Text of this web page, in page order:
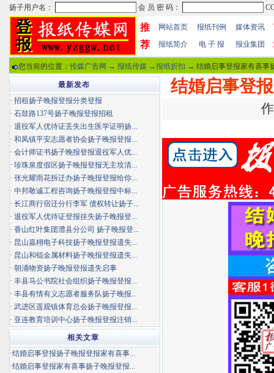
推
荐
网站首页 报纸刊例 媒体资讯
报纸简介 电 子 报 报业集团
您当前的位置： 传媒广告网 → 报纸传媒 →报纸折扣 → 结婚启事登报家有喜事
结婚启事登
最新发布
· 招租扬子晚报登报分类登报
· 石鼓路137号扬子晚报登报招租
· 退役军人优待证丢失出生医学证明扬...
· 和凤镇平安志愿者协会扬子晚报登报...
· 会计师证书扬子晚报登报退役军人优...
· 珍珠泉度假区扬子晚报登报无主坟清...
· 张光耀雨花拆迁办扬子晚报登报给你...
· 中邦敬诚工程咨询扬子晚报登报中标...
· 长江商行宿迁分行李军 债权转让扬子...
· 退役军人优待证登报挂失扬子晚报登...
· 香山红叶集团澧县分公司 扬子晚报登...
· 昆山嘉栩电子科技扬子晚报登报遗失...
· 昆山和锟金属材料扬子晚报登报遗失...
· 朝涌物资扬子晚报登报遗失启事
· 丰县马公书院社会组织扬子晚报登报...
· 丰县有情有义志愿者服务队扬子晚报...
· 武进区遥观镇体育总会扬子晚报登报...
· 亚连教育培训中心扬子晚报登报注销...
相关文章
·结婚启事登报扬子晚报登报家有喜事...
·结婚启事登报家有喜事扬子晚报登报...